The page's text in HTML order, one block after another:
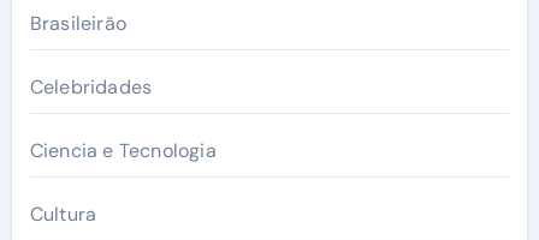
Brasileirão
Celebridades
Ciencia e Tecnologia
Cultura